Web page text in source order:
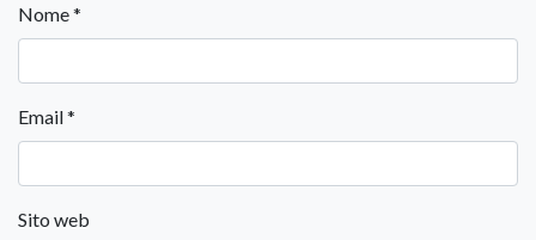
Nome*
Email*
Sito web